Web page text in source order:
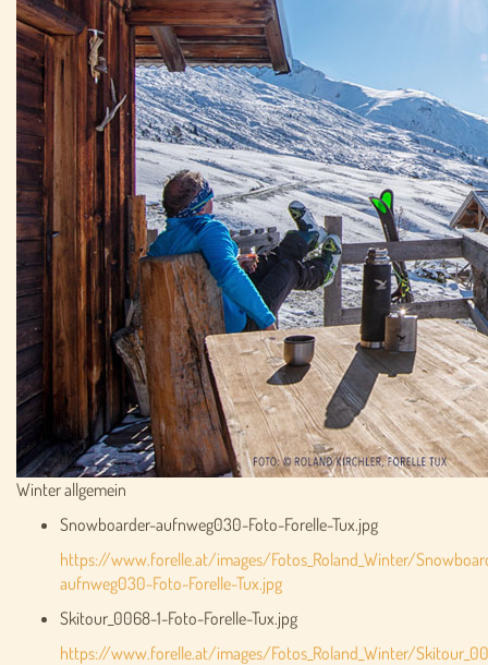
Winter allgemein
Snowboarder-aufnweg030-Foto-Forelle-Tux.jpg
https://www.forelle.at/images/Fotos_Roland_Winter/
aufnweg030-Foto-Forelle-Tux.jpg
Skitour_0068-1-Foto-Forelle-Tux.jpg
https://www.forelle.at/images/Fotos_Roland_Winter/